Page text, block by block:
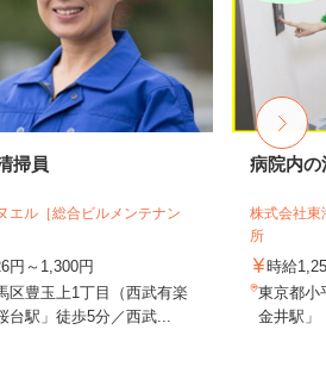
掃員
エル［総合ビルメンテナン
円～1,300円
区豊玉上1丁目（西武有楽
台駅」徒歩5分／西武...
病院内の
株式会社
所
時給
東京都小
金井駅」